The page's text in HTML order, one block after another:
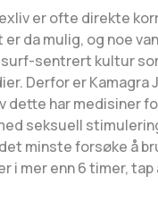
er ofte direkte
da mulig, og noe
sentrert kultur
Derfor er
har medisiner
seksuell
minste forsøke å
mer enn 6 timer,